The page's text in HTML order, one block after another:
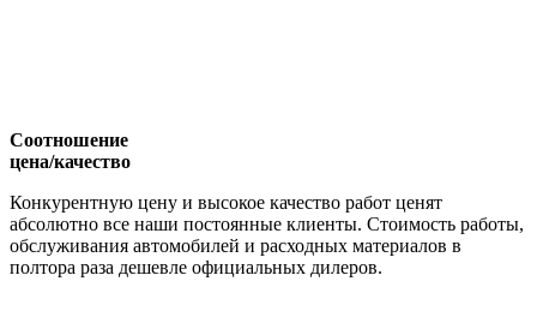
Соотношение
цена/качество
Конкурентную цену и высокое качество работ ценят
абсолютно все наши постоянные клиенты. Стоимость работы,
обслуживания автомобилей и расходных материалов в
полтора раза дешевле официальных дилеров.